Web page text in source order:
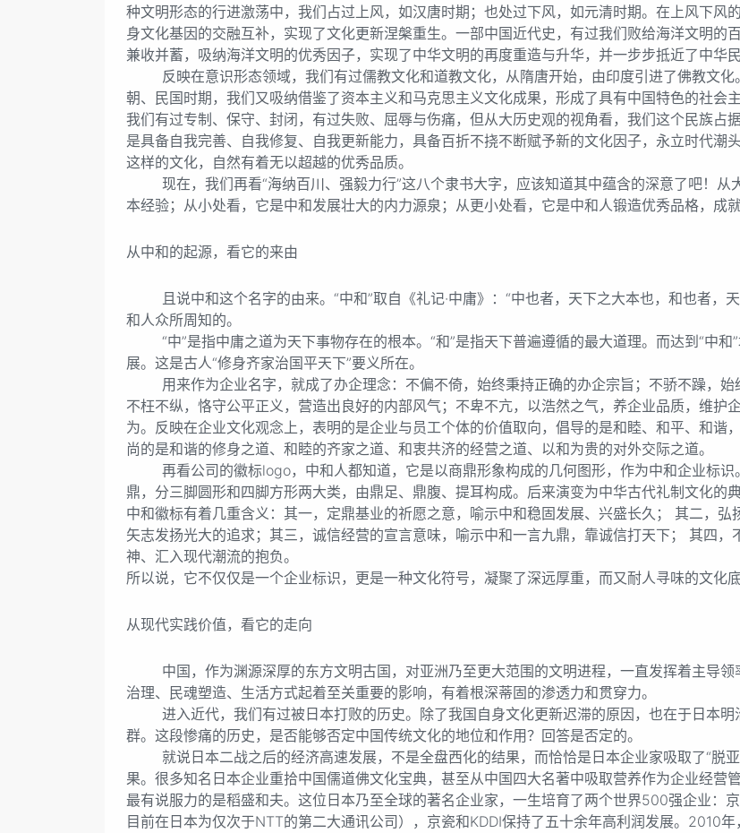
种文明形态的行进激荡中，我们占过上风，如汉唐时期；也处过下风，如元清时期。在上风下风
身文化基因的交融互补，实现了文化更新涅槃重生。一部中国近代史，有过我们败给海洋文明的
兼收并蓄，吸纳海洋文明的优秀因子，实现了中华文明的再度重造与升华，并一步步抵近了中华
反映在意识形态领域，我们有过儒教文化和道教文化，从隋唐开始，由印度引进了佛教文化
朝、民国时期，我们又吸纳借鉴了资本主义和马克思主义文化成果，形成了具有中国特色的社会主
我们有过专制、保守、封闭，有过失败、屈辱与伤痛，但从大历史观的视角看，我们这个民族占
是具备自我完善、自我修复、自我更新能力，具备百折不挠不断赋予新的文化因子，永立时代潮
这样的文化，自然有着无以超越的优秀品质。
现在，我们再看“海纳百川、强毅力行”这八个隶书大字，应该知道其中蕴含的深意了吧！从
本经验；从小处看，它是中和发展壮大的内力源泉；从更小处看，它是中和人锻造优秀品格，成
从中和的起源，看它的来由
且说中和这个名字的由来。“中和”取自《礼记·中庸》：“中也者，天下之大本也，和也者，
和人众所周知的。
“中”是指中庸之道为天下事物存在的根本。“和”是指天下普遍遵循的最大道理。而达到“中和
展。这是古人“修身齐家治国平天下”要义所在。
用来作为企业名字，就成了办企理念：不偏不倚，始终秉持正确的办企宗旨；不骄不躁，始
不枉不纵，恪守公平正义，营造出良好的内部风气；不卑不亢，以浩然之气，养企业品质，维护
为。反映在企业文化观念上，表明的是企业与员工个体的价值取向，倡导的是和睦、和平、和谐
尚的是和谐的修身之道、和睦的齐家之道、和衷共济的经营之道、以和为贵的对外交际之道。
再看公司的徽标logo，中和人都知道，它是以商鼎形象构成的几何图形，作为中和企业标识。
鼎，分三脚圆形和四脚方形两大类，由鼎足、鼎腹、提耳构成。后来演变为中华古代礼制文化的
中和徽标有着几重含义：其一，定鼎基业的祈愿之意，喻示中和稳固发展、兴盛长久； 其二，弘
矢志发扬光大的追求；其三，诚信经营的宣言意味，喻示中和一言九鼎，靠诚信打天下； 其四
神、汇入现代潮流的抱负。
所以说，它不仅仅是一个企业标识，更是一种文化符号，凝聚了深远厚重，而又耐人寻味的文化底
从现代实践价值，看它的走向
中国，作为渊源深厚的东方文明古国，对亚洲乃至更大范围的文明进程，一直发挥着主导领
治理、民魂塑造、生活方式起着至关重要的影响，有着根深蒂固的渗透力和贯穿力。
进入近代，我们有过被日本打败的历史。除了我国自身文化更新迟滞的原因，也在于日本明
群。这段惨痛的历史，是否能够否定中国传统文化的地位和作用？回答是否定的。
就说日本二战之后的经济高速发展，不是全盘西化的结果，而恰恰是日本企业家吸取了“脱
果。很多知名日本企业重拾中国儒道佛文化宝典，甚至从中国四大名著中吸取营养作为企业经营
最有说服力的是稻盛和夫。这位日本乃至全球的著名企业家，一生培育了两个世界500强企业：
目前在日本为仅次于NTT的第二大通讯公司），京瓷和KDDI保持了五十余年高利润发展。2010